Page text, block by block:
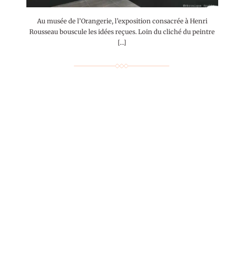
Au musée de l’Orangerie, l’exposition consacrée à Henri
Rousseau bouscule les idées reçues. Loin du cliché du peintre
[…]